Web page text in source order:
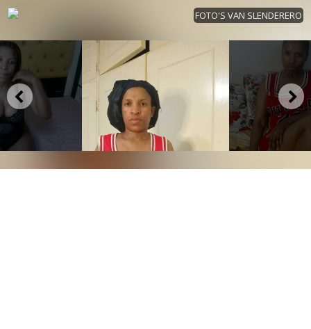
FOTO'S VAN SLENDERERO